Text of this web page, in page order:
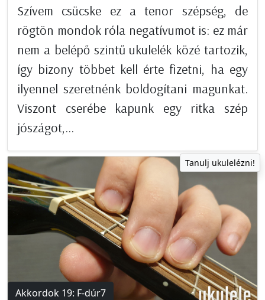
Szívem csücske ez a tenor szépség, de
rögtön mondok róla negatívumot is: ez már
nem a belépő szintű ukulelék közé tartozik,
így bizony többet kell érte fizetni, ha egy
ilyennel szeretnénk boldogítani magunkat.
Viszont cserébe kapunk egy ritka szép
jószágot,...
Tanulj ukulelézni!
Akkordok 19: F-dúr7